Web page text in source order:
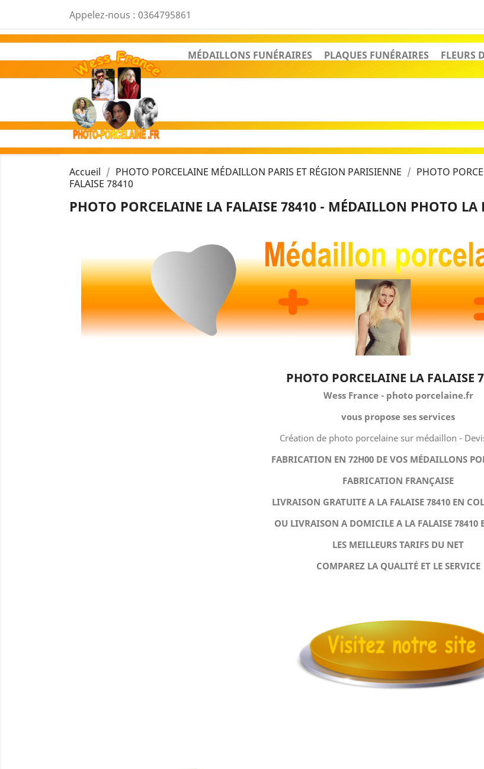
Appelez-nous : 0364795861
MÉDAILLONS FUNÉRAIRES PLAQUES FUNÉRAIRES FLEURS
Accueil PHOTO PORCELAINE MÉDAILLON PARIS ET RÉGION PARISIENNE
PHOTO
FALAISE 78410
PHOTO PORCELAINE LA FALAISE 78410 - MÉDAILLON PHOTO LA
PHOTO PORCELAINE LA FALAISE
Wess France - photo porcelaine.fr
vous propose ses services
Création de photo porcelaine sur médaillon -
FABRICATION EN 72H00 DE VOS MÉDAILLONS
FABRICATION FRANÇAISE
LIVRAISON GRATUITE A LA FALAISE 78410 EN
OU LIVRAISON A DOMICILE A LA FALAISE 78410
LES MEILLEURS TARIFS DU NET
COMPAREZ LA QUALITÉ ET LE SERVICE